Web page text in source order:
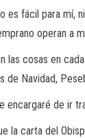
es fácil para mí,
operan a
las cosas en
de Navidad,
encargaré de ir
la carta del